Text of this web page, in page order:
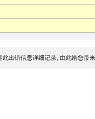
出错信息详细记录, 由此给您带